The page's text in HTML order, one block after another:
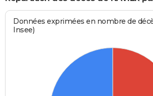
Données exprimées en nombre de
Insee)